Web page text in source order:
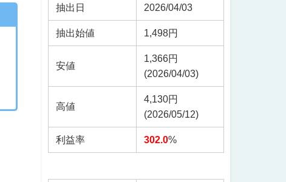
抽出日 2026/04/03
抽出始値 1,498円
安値
1,366円
(2026/04/03)
高値
4,130円
(2026/05/12)
利益率 302.0%